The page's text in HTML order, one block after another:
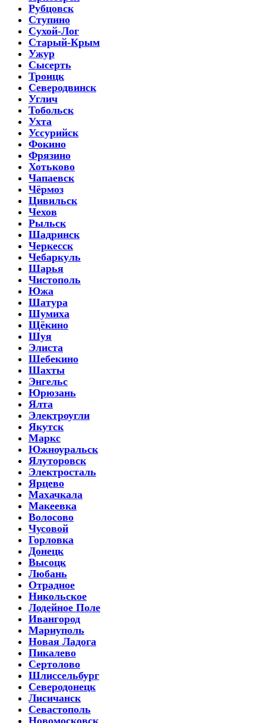
Рубцовск
Ступино
Сухой-Лог
Старый-Крым
Ужур
Сысерть
Троицк
Северодвинск
Углич
Тобольск
Ухта
Уссурийск
Фокино
Фрязино
Хотьково
Чапаевск
Чёрмоз
Цивильск
Чехов
Рыльск
Шадринск
Черкесск
Чебаркуль
Шарья
Чистополь
Южа
Шатура
Шумиха
Щёкино
Шуя
Элиста
Шебекино
Шахты
Энгельс
Юрюзань
Ялта
Электроугли
Якутск
Маркс
Южноуральск
Ялуторовск
Электросталь
Ярцево
Махачкала
Макеевка
Волосово
Чусовой
Горловка
Донецк
Высоцк
Любань
Отрадное
Никольское
Лодейное Поле
Ивангород
Мариуполь
Новая Ладога
Пикалево
Сертолово
Шлиссельбург
Северодонецк
Лисичанск
Севастополь
Новомосковск